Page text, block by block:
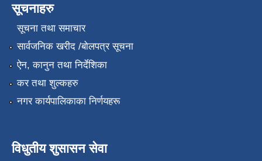
सूचनाहरु
सूचना तथा समाचार
सार्वजनिक खरीद /बोलपत्र सूचना
ऐन, कानुन तथा निर्देशिका
कर तथा शुल्कहरु
नगर कार्यपालिकाका निर्णयहरू
विधुतीय शुसासन सेवा